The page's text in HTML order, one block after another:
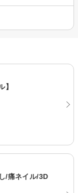
】
/痛ネイル/3D